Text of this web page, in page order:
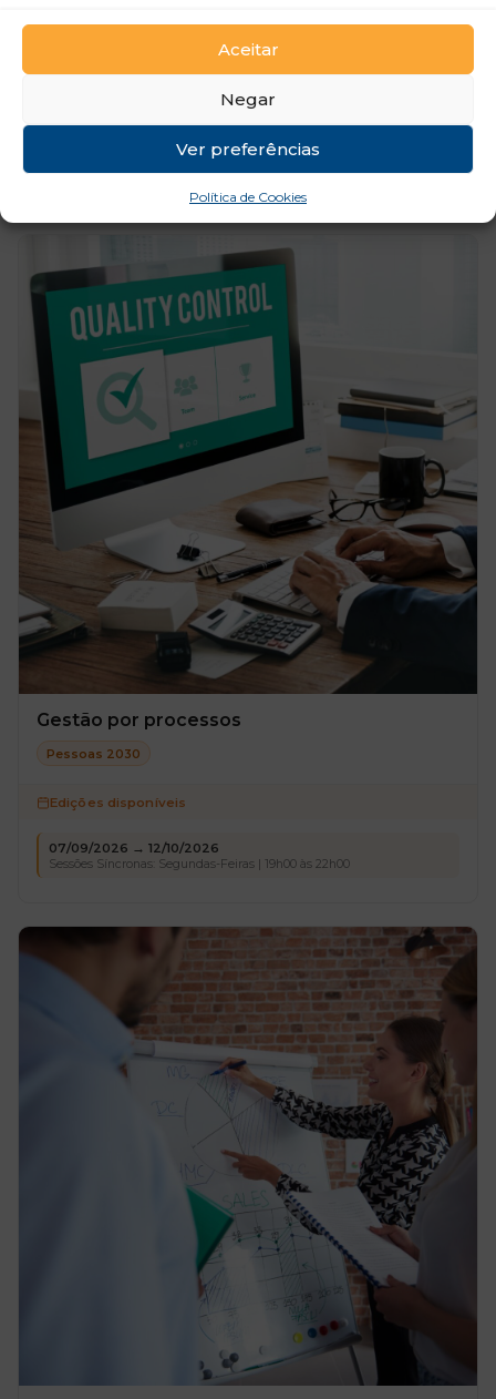
Aceitar
Negar
Ver preferências
Política de Cookies
Auditorias ao sistema de gestão da qualidade
16/11/2026 → 11/01/2027
Sessões Síncronas: Segundas-Feiras | 19h00 às 22h00
Gestão por processos
Pessoas 2030
Edições disponíveis
07/09/2026 → 12/10/2026
Sessões Síncronas: Segundas-Feiras | 19h00 às 22h00